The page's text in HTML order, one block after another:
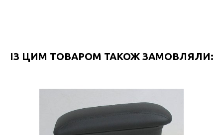
ІЗ ЦИМ ТОВАРОМ ТАКОЖ ЗАМОВЛЯЛИ: